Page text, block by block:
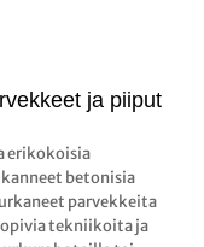
ja piiput
erikokoisia
betonisia
parvekkeita
tekniikoita ja